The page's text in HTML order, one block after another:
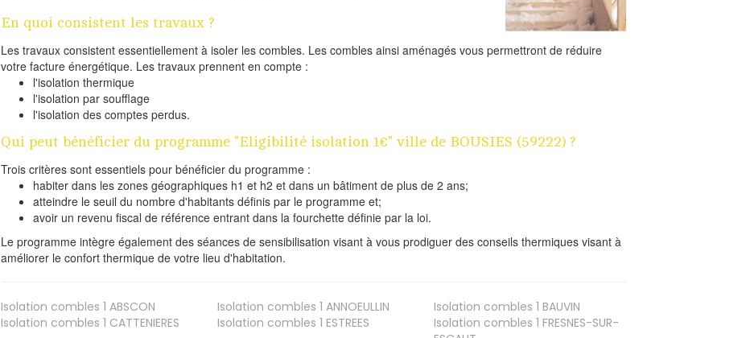
En quoi consistent les travaux ?
Les travaux consistent essentiellement à isoler les combles. Les combles ainsi aménagés vous permettront de réduire
votre facture énergétique. Les travaux prennent en compte :
l'isolation thermique
l'isolation par soufflage
l'isolation des comptes perdus.
Qui peut bénéficier du programme "Eligibilité isolation 1€" ville de BOUSIES (59222) ?
Trois critères sont essentiels pour bénéficier du programme :
habiter dans les zones géographiques h1 et h2 et dans un bâtiment de plus de 2 ans;
atteindre le seuil du nombre d'habitants définis par le programme et;
avoir un revenu fiscal de référence entrant dans la fourchette définie par la loi.
Le programme intègre également des séances de sensibilisation visant à vous prodiguer des conseils thermiques visant à
améliorer le confort thermique de votre lieu d'habitation.
Isolation combles 1 ABSCON Isolation combles 1 ANNOEULLIN Isolation combles 1 BAUVIN
Isolation combles 1 CATTENIERES Isolation combles 1 ESTREES Isolation combles 1 FRESNES-SUR-